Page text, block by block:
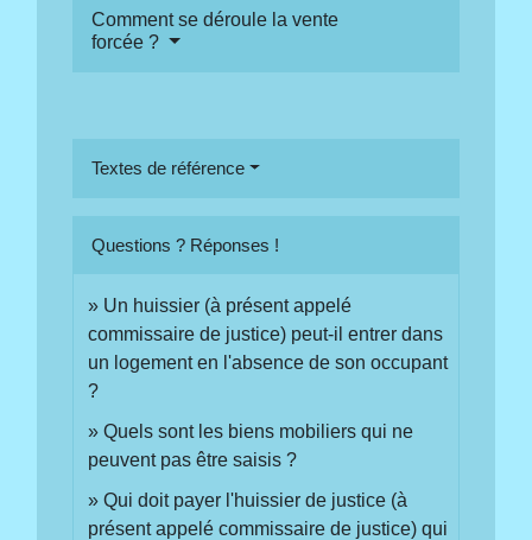
Comment se déroule la vente
forcée ?
Textes de référence
Questions ? Réponses !
Un huissier (à présent appelé
commissaire de justice) peut-il entrer dans
un logement en l'absence de son occupant
?
Quels sont les biens mobiliers qui ne
peuvent pas être saisis ?
Qui doit payer l'huissier de justice (à
présent appelé commissaire de justice) qui